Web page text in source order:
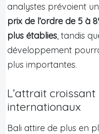
analystes prévoient
prix de l’ordre de 5 à
plus établies, tandis
développement
plus importantes.
L’attrait
internationaux
Bali attire de plus en